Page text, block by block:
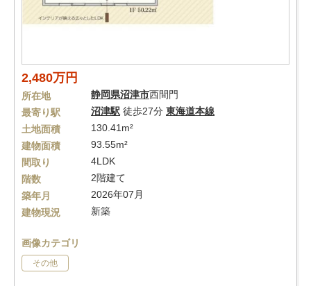
2,480万円
所在地 静岡県沼津市西間門
最寄り駅
沼津駅 徒歩27分 東海道本線
土地面積
130.41m²
建物面積
93.55m²
間取り
4LDK
階数
2階建て
築年月
2026年07月
建物現況
新築
画像カテゴリ
その他